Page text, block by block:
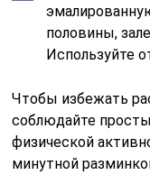
половины,
Используйте
Чтобы избежать
соблюдайте
физической
минутной